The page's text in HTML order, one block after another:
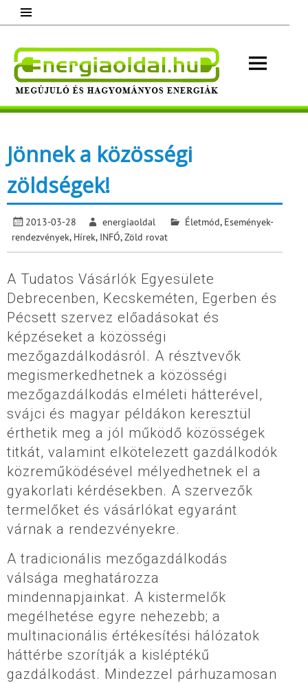
content
Megújuló és hagyományos energiák.
Jönnek a közösségi
zöldségek!
2013-03-28 energiaoldal Életmód, Események-
rendezvények, Hírek, INFÓ,Zöld rovat
A Tudatos Vásárlók Egyesülete
Debrecenben, Kecskeméten, Egerben és
Pécsett szervez előadásokat és
képzéseket a közösségi
mezőgazdálkodásról. A résztvevők
megismerkedhetnek a közösségi
mezőgazdálkodás elméleti hátterével,
svájci és magyar példákon keresztül
érthetik meg a jól működő közösségek
titkát, valamint elkötelezett gazdálkodók
közreműködésével mélyedhetnek el a
gyakorlati kérdésekben. A szervezők
termelőket és vásárlókat egyaránt
várnak a rendezvényekre.
A tradicionális mezőgazdálkodás
válsága meghatározza
mindennapjainkat. A kistermelők
megélhetése egyre nehezebb; a
multinacionális értékesítési hálózatok
háttérbe szorítják a kisléptékű
gazdálkodást. Mindezzel párhuzamosan